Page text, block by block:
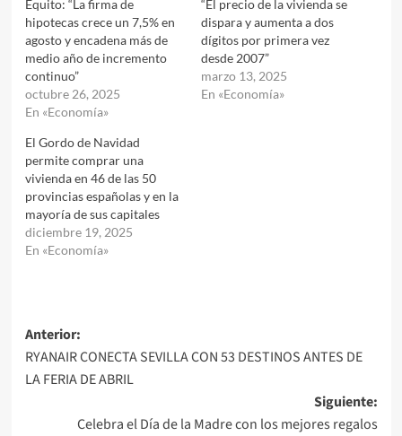
Equito: “La firma de
hipotecas crece un 7,5% en
agosto y encadena más de
medio año de incremento
continuo”
octubre 26, 2025
En «Economía»
“El precio de la vivienda se
dispara y aumenta a dos
dígitos por primera vez
desde 2007”
marzo 13, 2025
En «Economía»
El Gordo de Navidad
permite comprar una
vivienda en 46 de las 50
provincias españolas y en la
mayoría de sus capitales
diciembre 19, 2025
En «Economía»
Navegación
de
entradas
Anterior:
RYANAIR CONECTA SEVILLA CON 53 DESTINOS ANTES DE
LA FERIA DE ABRIL
Siguiente:
Celebra el Día de la Madre con los mejores regalos